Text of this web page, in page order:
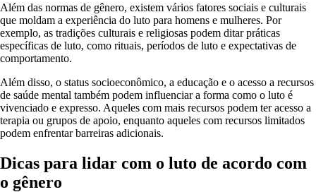
Além das normas de gênero, existem vários fatores sociais e culturais
que moldam a experiência do luto para homens e mulheres. Por
exemplo, as tradições culturais e religiosas podem ditar práticas
específicas de luto, como rituais, períodos de luto e expectativas de
comportamento.
Além disso, o status socioeconômico, a educação e o acesso a recursos
de saúde mental também podem influenciar a forma como o luto é
vivenciado e expresso. Aqueles com mais recursos podem ter acesso a
terapia ou grupos de apoio, enquanto aqueles com recursos limitados
podem enfrentar barreiras adicionais.
Dicas para lidar com o luto de acordo com
o gênero